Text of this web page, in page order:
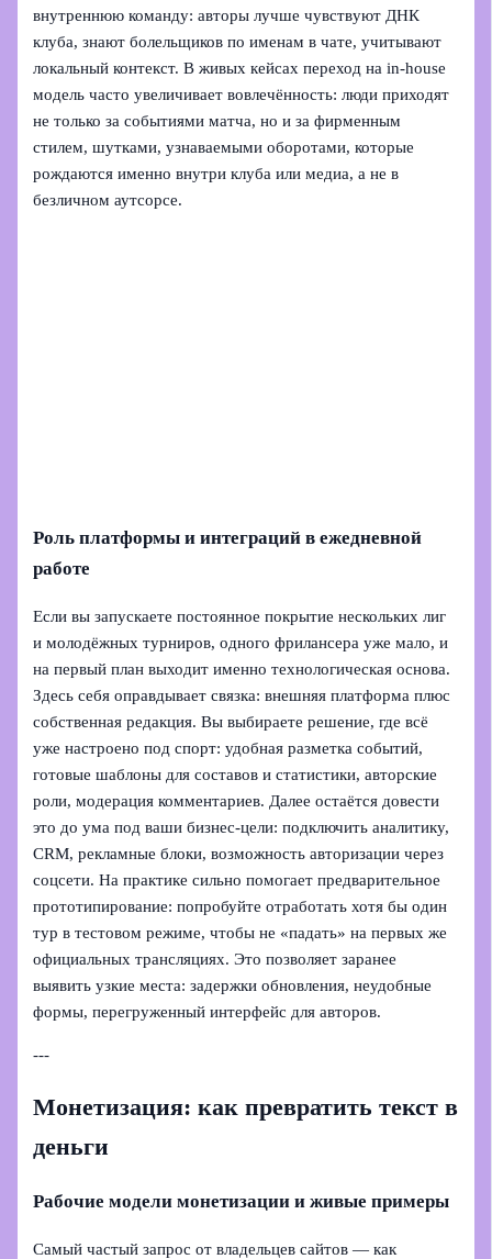
внутреннюю команду: авторы лучше чувствуют ДНК
клуба, знают болельщиков по именам в чате, учитывают
локальный контекст. В живых кейсах переход на in‑house
модель часто увеличивает вовлечённость: люди приходят
не только за событиями матча, но и за фирменным
стилем, шутками, узнаваемыми оборотами, которые
рождаются именно внутри клуба или медиа, а не в
безличном аутсорсе.
Роль платформы и интеграций в ежедневной
работе
Если вы запускаете постоянное покрытие нескольких лиг
и молодёжных турниров, одного фрилансера уже мало, и
на первый план выходит именно технологическая основа.
Здесь себя оправдывает связка: внешняя платформа плюс
собственная редакция. Вы выбираете решение, где всё
уже настроено под спорт: удобная разметка событий,
готовые шаблоны для составов и статистики, авторские
роли, модерация комментариев. Далее остаётся довести
это до ума под ваши бизнес‑цели: подключить аналитику,
CRM, рекламные блоки, возможность авторизации через
соцсети. На практике сильно помогает предварительное
прототипирование: попробуйте отработать хотя бы один
тур в тестовом режиме, чтобы не «падать» на первых же
официальных трансляциях. Это позволяет заранее
выявить узкие места: задержки обновления, неудобные
формы, перегруженный интерфейс для авторов.
---
Монетизация: как превратить текст в
деньги
Рабочие модели монетизации и живые примеры
Самый частый запрос от владельцев сайтов — как